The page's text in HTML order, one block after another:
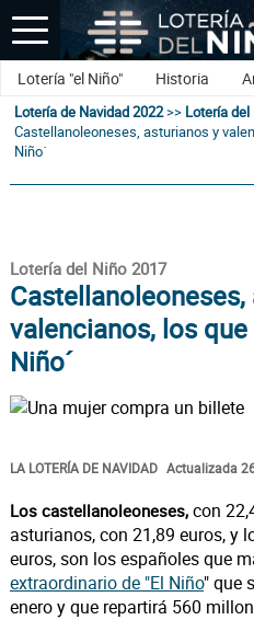
Lotería "el Niño" Historia
Lotería de Navidad 2022>> Lotería del
Castellanoleoneses, asturianos y
Niño´
Lotería del Niño 2017
valencianos, los que
Niño´
LA LOTERÍA DE NAVIDAD Actualizada
Los castellanoleoneses,con
asturianos, con 21,89 euros, y
euros, son los españoles que
extraordinario de "El Niño" que
enero y que repartirá 560